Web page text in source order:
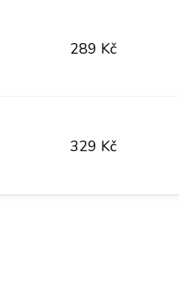
289 Kč
329 Kč